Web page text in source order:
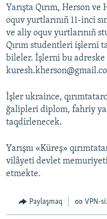
Yarışta Qırım, Herson
oquv yurtlarınıñ 11-inci
ve aliy oquv yurtlarınıñ
Qırım studentleri işlerni
bileler. İşlerni bu
İşler ukraince,
ğalipleri diplom, fahriy
taqdirlenecek.
Yarışnı «Küreş»
vilâyeti devlet
etmekte.
Paylaşmaq VPN-